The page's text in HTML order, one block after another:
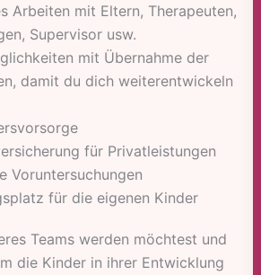
Arbeiten mit Eltern, Therapeuten,
Supervisor usw.
mit Übernahme der
damit du dich weiterentwickeln
für Privatleistungen
Voruntersuchungen
für die eigenen Kinder
Teams werden möchtest und
die Kinder in ihrer Entwicklung